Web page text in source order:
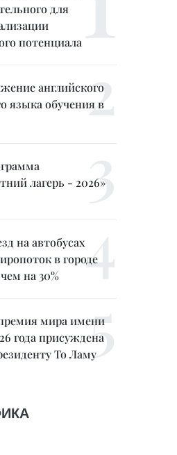
для
потенциала
английского
языка обучения в
лагерь - 2026»
на автобусах
в городе
на 30%
мира имени
года присуждена
То Ламу